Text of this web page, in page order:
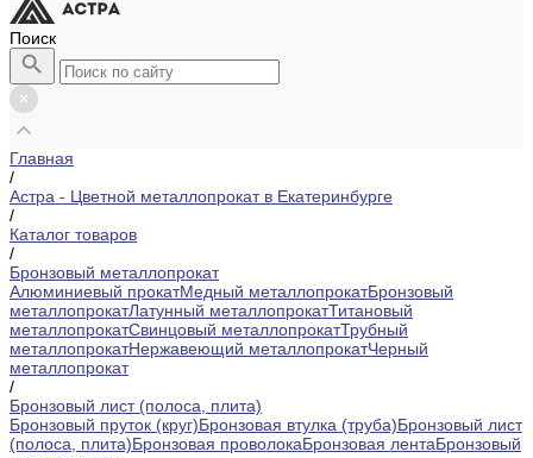
Поиск
Главная
/
Астра - Цветной металлопрокат в Екатеринбурге
/
Каталог товаров
/
Бронзовый металлопрокат
Алюминиевый прокатМедный металлопрокатБронзовый
металлопрокатЛатунный металлопрокатТитановый
металлопрокатСвинцовый металлопрокатТрубный
металлопрокатНержавеющий металлопрокатЧерный
металлопрокат
/
Бронзовый лист (полоса, плита)
Бронзовый пруток (круг)Бронзовая втулка (труба)Бронзовый лист
(полоса, плита)Бронзовая проволокаБронзовая лентаБронзовый